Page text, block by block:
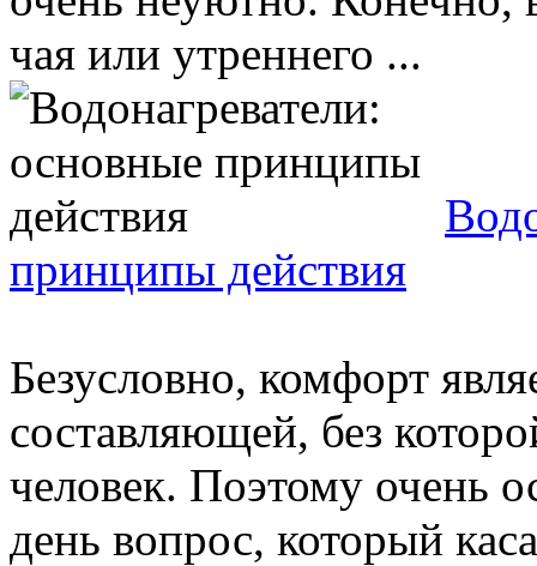
чая или утреннего ...
принципы действия
Безусловно, комфорт
составляющей, без
человек. Поэтому очень
день вопрос, который